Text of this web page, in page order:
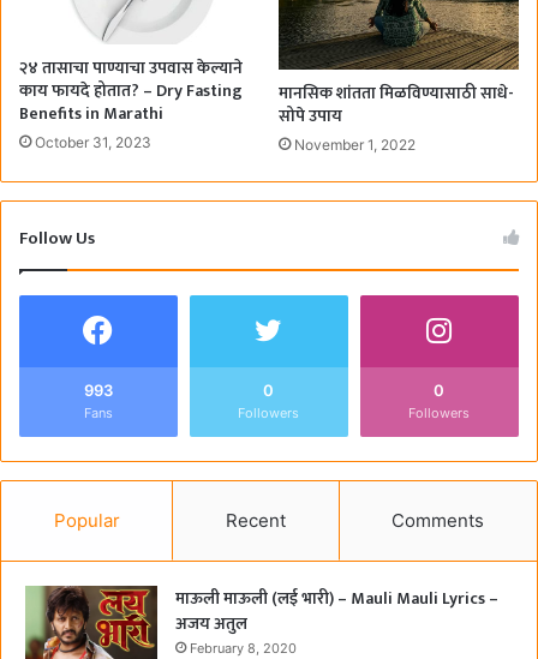
२४ तासाचा पाण्याचा उपवास केल्याने
काय फायदे होतात? – Dry Fasting
Benefits in Marathi
October 31, 2023
मानसिक शांतता मिळविण्यासाठी साधे-
सोपे उपाय
November 1, 2022
Follow Us
993
Fans
0
Followers
0
Followers
Popular Recent Comments
माऊली माऊली (लई भारी) – Mauli Mauli Lyrics –
अजय अतुल
February 8, 2020